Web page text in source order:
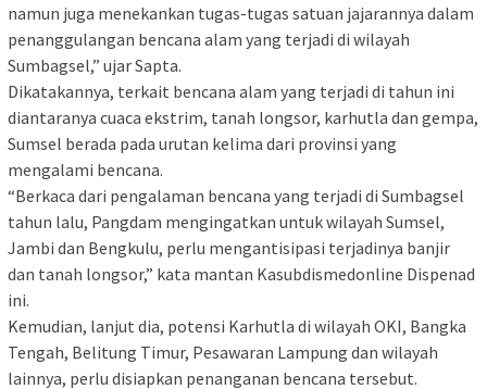
namun juga menekankan tugas-tugas satuan jajarannya dalam
penanggulangan bencana alam yang terjadi di wilayah
Sumbagsel,” ujar Sapta.
Dikatakannya, terkait bencana alam yang terjadi di tahun ini
diantaranya cuaca ekstrim, tanah longsor, karhutla dan gempa,
Sumsel berada pada urutan kelima dari provinsi yang
mengalami bencana.
“Berkaca dari pengalaman bencana yang terjadi di Sumbagsel
tahun lalu, Pangdam mengingatkan untuk wilayah Sumsel,
Jambi dan Bengkulu, perlu mengantisipasi terjadinya banjir
dan tanah longsor,” kata mantan Kasubdismedonline Dispenad
ini.
Kemudian, lanjut dia, potensi Karhutla di wilayah OKI, Bangka
Tengah, Belitung Timur, Pesawaran Lampung dan wilayah
lainnya, perlu disiapkan penanganan bencana tersebut.